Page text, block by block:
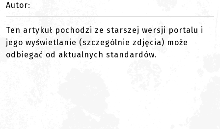
Autor:
Ten artykuł pochodzi ze starszej wersji portalu i
jego wyświetlanie (szczególnie zdjęcia) może
odbiegać od aktualnych standardów.